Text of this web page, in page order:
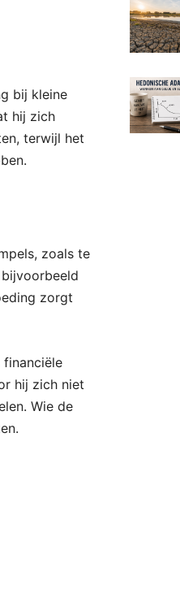
bij kleine
hij zich
terwijl het
zoals te
zorgt
hij zich niet
Wie de